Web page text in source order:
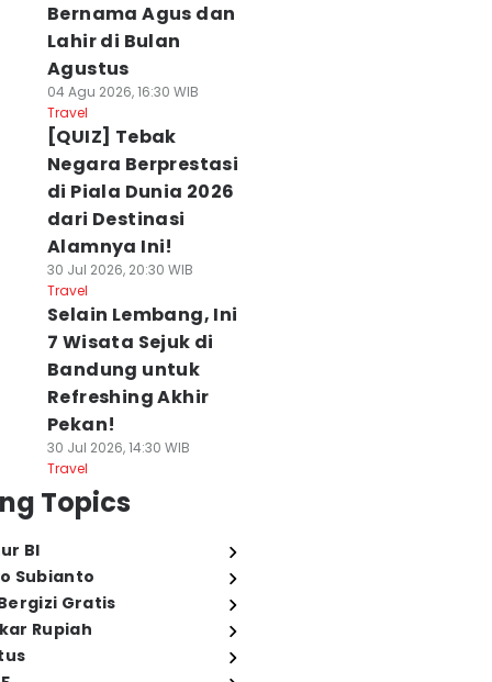
Bernama Agus dan
Lahir di Bulan
Agustus
04 Agu 2026, 16:30 WIB
Travel
[QUIZ] Tebak
Negara Berprestasi
di Piala Dunia 2026
dari Destinasi
Alamnya Ini!
30 Jul 2026, 20:30 WIB
Travel
Selain Lembang, Ini
7 Wisata Sejuk di
Bandung untuk
Refreshing Akhir
Pekan!
30 Jul 2026, 14:30 WIB
Travel
Topics
BI
Subianto
Gratis
Rupiah